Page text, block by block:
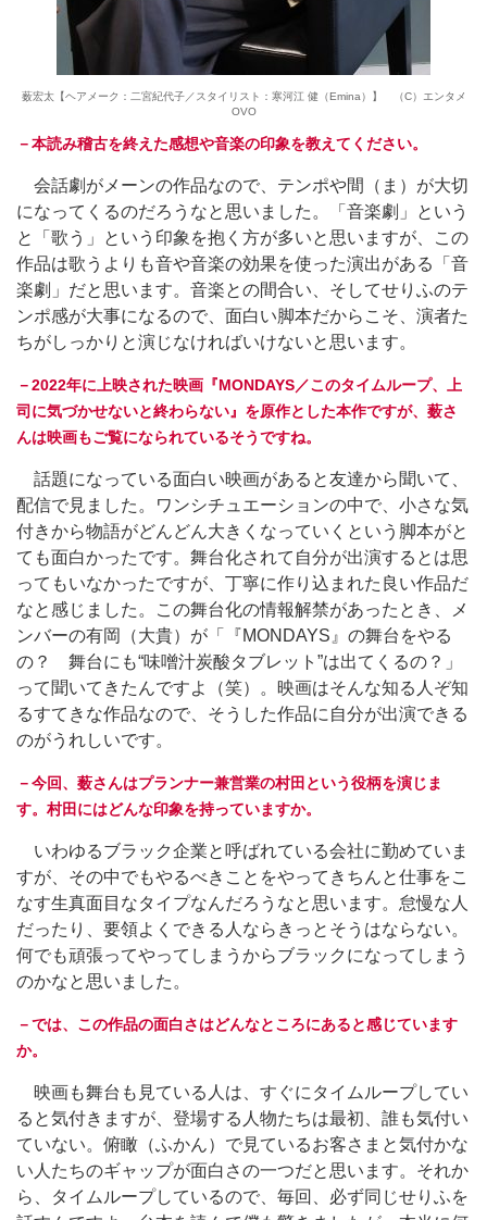
薮宏太【ヘアメーク：二宮紀代子／スタイリスト：寒河江 健（Emina）】 （C）エンタメ
OVO
－本読み稽古を終えた感想や音楽の印象を教えてください。
会話劇がメーンの作品なので、テンポや間（ま）が大切
になってくるのだろうなと思いました。「音楽劇」という
と「歌う」という印象を抱く方が多いと思いますが、この
作品は歌うよりも音や音楽の効果を使った演出がある「音
楽劇」だと思います。音楽との間合い、そしてせりふのテ
ンポ感が大事になるので、面白い脚本だからこそ、演者た
ちがしっかりと演じなければいけないと思います。
－2022年に上映された映画『MONDAYS／このタイムループ、上
司に気づかせないと終わらない』を原作とした本作ですが、薮さ
んは映画もご覧になられているそうですね。
話題になっている面白い映画があると友達から聞いて、
配信で見ました。ワンシチュエーションの中で、小さな気
付きから物語がどんどん大きくなっていくという脚本がと
ても面白かったです。舞台化されて自分が出演するとは思
ってもいなかったですが、丁寧に作り込まれた良い作品だ
なと感じました。この舞台化の情報解禁があったとき、メ
ンバーの有岡（大貴）が「『MONDAYS』の舞台をやる
の？ 舞台にも“味噌汁炭酸タブレット”は出てくるの？」
って聞いてきたんですよ（笑）。映画はそんな知る人ぞ知
るすてきな作品なので、そうした作品に自分が出演できる
のがうれしいです。
－今回、薮さんはプランナー兼営業の村田という役柄を演じま
す。村田にはどんな印象を持っていますか。
いわゆるブラック企業と呼ばれている会社に勤めていま
すが、その中でもやるべきことをやってきちんと仕事をこ
なす生真面目なタイプなんだろうなと思います。怠慢な人
だったり、要領よくできる人ならきっとそうはならない。
何でも頑張ってやってしまうからブラックになってしまう
のかなと思いました。
－では、この作品の面白さはどんなところにあると感じています
か。
映画も舞台も見ている人は、すぐにタイムループしてい
ると気付きますが、登場する人物たちは最初、誰も気付い
ていない。俯瞰（ふかん）で見ているお客さまと気付かな
い人たちのギャップが面白さの一つだと思います。それか
ら、タイムループしているので、毎回、必ず同じせりふを